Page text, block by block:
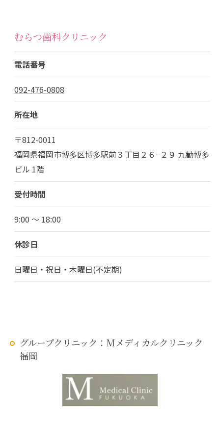
むらつ歯科クリニック
電話番号
092-476-0808
所在地
〒812-0011
福岡県福岡市博多区博多駅前３丁目２６−２９ 九勧博多
ビル 1階
受付時間
9:00 ～ 18:00
休診日
日曜日・祝日・木曜日(不定期)
グループクリニック：Mメディカルクリニック
福岡